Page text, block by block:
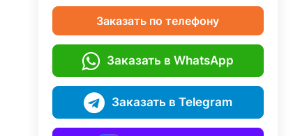
Заказать по телефону
Заказать в WhatsApp
Заказать в Telegram